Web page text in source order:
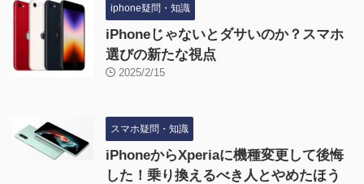
iphone疑問・知識
iPhoneじゃないとダサいのか？スマホ
選びの新たな視点
2025/2/15
スマホ疑問・知識
iPhoneからXperiaに機種変更して後悔
した！乗り換えるべき人とやめたほう